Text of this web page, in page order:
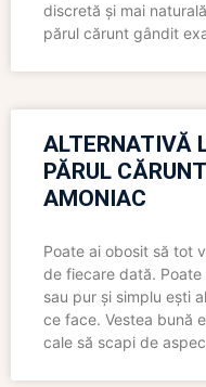
discretă și mai
părul cărunt gândit
ALTERNATIVĂ
PĂRUL
AMONIAC
Poate ai obosit să tot
de fiecare dată. Poate
sau pur și simplu ești
ce face. Vestea bună
cale să scapi de